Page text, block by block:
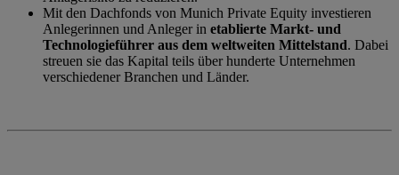
Mit den Dachfonds von Munich Private Equity investieren
Anlegerinnen und Anleger in etablierte Markt- und
Technologieführer aus dem weltweiten Mittelstand. Dabei
streuen sie das Kapital teils über hunderte Unternehmen
verschiedener Branchen und Länder.